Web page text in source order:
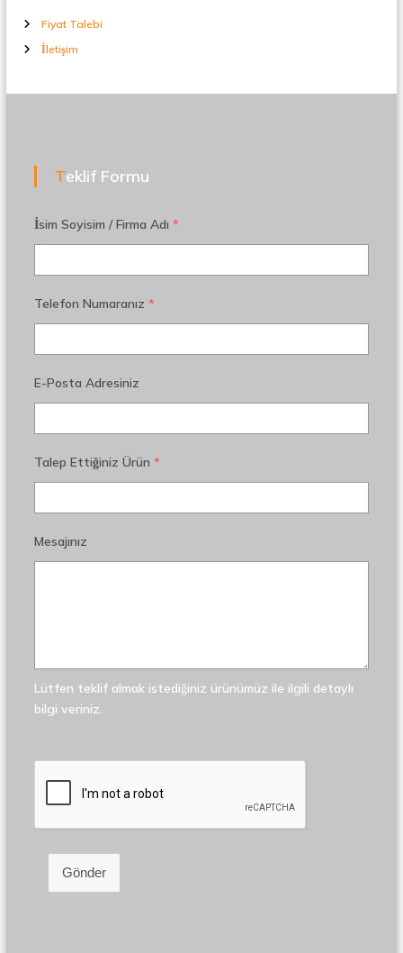
Fiyat Talebi
İletişim
Teklif Formu
İsim Soyisim / Firma Adı *
Telefon Numaranız *
E-Posta Adresiniz
Talep Ettiğiniz Ürün *
Mesajınız
Lütfen teklif almak istediğiniz ürünümüz ile ilgili detaylı
bilgi veriniz.
Gönder